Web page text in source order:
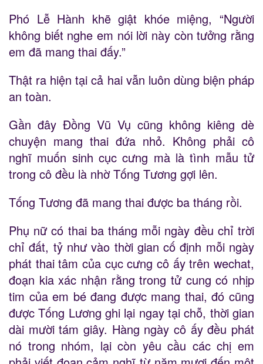
Phó Lễ Hành khẽ giật khóe miệng, “Người
không biết nghe em nói lời này còn tưởng rằng
em đã mang thai đấy.”
Thật ra hiện tại cả hai vẫn luôn dùng biện pháp
an toàn.
Gần đây Đồng Vũ Vụ cũng không kiêng dè
chuyện mang thai đứa nhỏ. Không phải cô
nghĩ muốn sinh cục cưng mà là tình mẫu tử
trong cô đều là nhờ Tống Tương gợi lên.
Tống Tương đã mang thai được ba tháng rồi.
Phụ nữ có thai ba tháng mỗi ngày đều chỉ trời
chỉ đất, tỷ như vào thời gian cố định mỗi ngày
phát thai tâm của cục cưng cô ấy trên wechat,
đoạn kia xác nhận rằng trong tử cung có nhịp
tim của em bé đang được mang thai, đó cũng
được Tống Lương ghi lại ngay tại chỗ, thời gian
dài mười tám giây. Hàng ngày cô ấy đều phát
nó trong nhóm, lại còn yêu cầu các chị em